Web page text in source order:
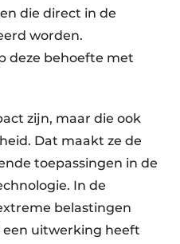
die direct in de
worden.
deze behoefte met
zijn, maar die ook
Dat maakt ze de
toepassingen in de
In de
belastingen
uitwerking heeft